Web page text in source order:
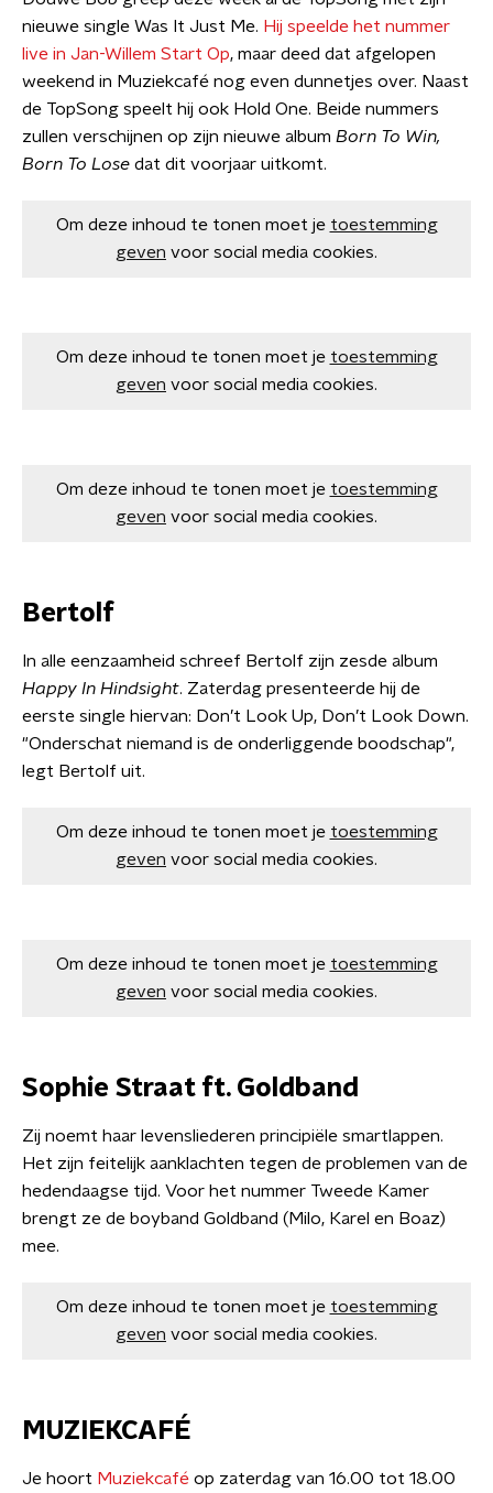
nieuwe single Was It Just Me. Hij speelde het nummer
live in Jan-Willem Start Op, maar deed dat afgelopen
weekend in Muziekcafé nog even dunnetjes over. Naast
de TopSong speelt hij ook Hold One. Beide nummers
zullen verschijnen op zijn nieuwe album Born To Win,
Born To Lose dat dit voorjaar uitkomt.
Om deze inhoud te tonen moet je toestemming
geven voor social media cookies.
Om deze inhoud te tonen moet je toestemming
geven voor social media cookies.
Om deze inhoud te tonen moet je toestemming
geven voor social media cookies.
Bertolf
In alle eenzaamheid schreef Bertolf zijn zesde album
Happy In Hindsight. Zaterdag presenteerde hij de
eerste single hiervan: Don’t Look Up, Don’t Look Down.
"Onderschat niemand is de onderliggende boodschap",
legt Bertolf uit.
Om deze inhoud te tonen moet je toestemming
geven voor social media cookies.
Om deze inhoud te tonen moet je toestemming
geven voor social media cookies.
Sophie Straat ft. Goldband
Zij noemt haar levensliederen principiële smartlappen.
Het zijn feitelijk aanklachten tegen de problemen van de
hedendaagse tijd. Voor het nummer Tweede Kamer
brengt ze de boyband Goldband (Milo, Karel en Boaz)
mee.
Om deze inhoud te tonen moet je toestemming
geven voor social media cookies.
MUZIEKCAFÉ
Je hoort Muziekcafé op zaterdag van 16.00 tot 18.00